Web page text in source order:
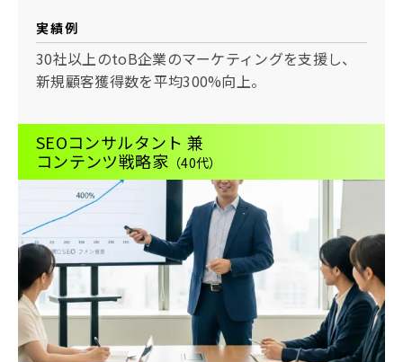
実績例
30社以上のtoB企業のマーケティングを支援し、
新規顧客獲得数を平均300%向上。
SEOコンサルタント 兼
コンテンツ戦略家（40代）